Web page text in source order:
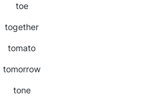
toe
together
tomato
tomorrow
tone